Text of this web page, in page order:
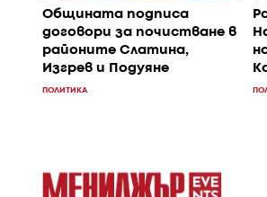
Общината подписа
договори за почистване в
районите Слатина,
Изгрев и Подуяне
ПОЛИТИКА